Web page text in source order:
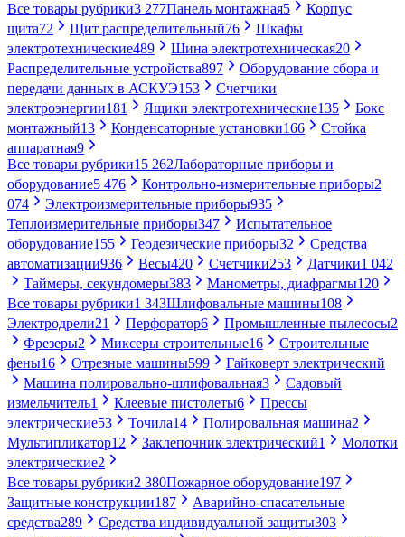
Все товары рубрики3 277Панель монтажная5
Корпус
щита72 Щит распределительный76
Шкафы
электротехнические489 Шина электротехническая20
Распределительные устройства897
Оборудование сбора и
передачи данных в АСКУЭ153
Счетчики
электроэнергии181 Ящики электротехнические135
Бокс
монтажный13 Конденсаторные установки166
Стойка
аппаратная9
Все товары рубрики15 262Лабораторные приборы и
оборудование5 476 Контрольно-измерительные приборы2
074
Электроизмерительные приборы935
Теплоизмерительные приборы347
Испытательное
оборудование155 Геодезические приборы32
Средства
автоматизации936 Весы420 Счетчики253 Датчики1 042
Таймеры, секундомеры383 Манометры, диафрагмы120
Все товары рубрики1 343Шлифовальные машины108
Электродрели21 Перфоратор6 Промышленные пылесосы2
Фрезеры2 Миксеры строительные16
Строительные
фены16 Отрезные машины599
Гайковерт электрический
Машина полировально-шлифовальная3
Садовый
измельчитель1 Клеевые пистолеты6
Прессы
электрические53 Точила14 Полировальная машина2
Мультипликатор12 Заклепочник электрический1
Молотки
электрические2
Все товары рубрики2 380Пожарное оборудование197
Защитные конструкции187
Аварийно-спасательные
средства289 Средства индивидуальной защиты303